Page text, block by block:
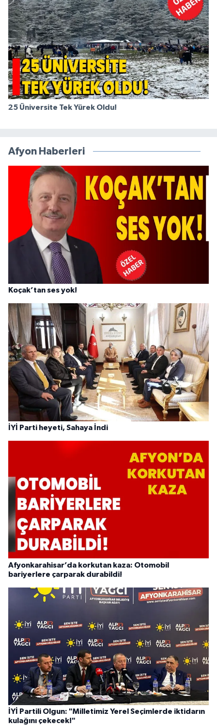
25 Üniversite Tek Yürek Oldu!
Afyon Haberleri
Koçak’tan ses yok!
İYİ Parti heyeti, Sahaya İndi
Afyonkarahisar’da korkutan kaza: Otomobil
bariyerlere çarparak durabildi!
İYİ Partili Olgun: "Milletimiz Yerel Seçimlerde iktidarın
kulağını çekecek!"